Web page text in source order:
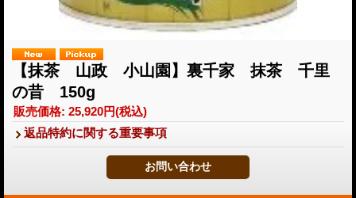
【抹茶 山政 小山園】裏千家 抹茶 千里
の昔 150g
販売価格: 25,920円(税込)
返品特約に関する重要事項